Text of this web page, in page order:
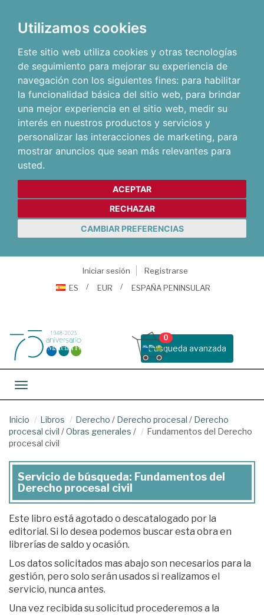
Utilizamos cookies
Este sitio web utiliza cookies y otras tecnologías
de seguimiento para mejorar su experiencia de
navegación con los siguientes fines: para habilitar
la funcionalidad básica del sitio web, para brindar
una mejor experiencia en el sitio web, medir su
interés en nuestros productos y servicios y
personalizar las interacciones de marketing, para
mostrar anuncios que sean más relevantes para
usted.
ACEPTAR
RECHAZAR
CAMBIAR PREFERENCIAS
Iniciar sesión
Registrarse
ES
EUR ESPAÑA PENINSULAR
Busqueda avanzada
0
Toggle navigation
Inicio Libros Derecho / Derecho procesal / Derecho
procesal civil /Obras generales /
Fundamentos del Derecho
procesal civil
Servicio de búsqueda: Fundamentos del
Derecho procesal civil
Este libro está agotado o descatalogado por la
editorial. Si lo desea podemos buscar esta obra en
librerías de saldo y ocasión.
Los datos solicitados mas abajo son necesarios para la
gestión, pero solo serán usados si realizamos el
servicio, nunca antes.
Una vez recibida su solicitud procederemos a la